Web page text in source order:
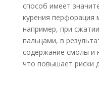
способ имеет
курения перфорация
например, при
пальцами, в
содержание смолы и
что повышает риски